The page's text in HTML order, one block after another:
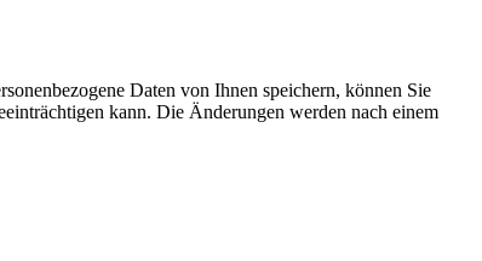
Daten von Ihnen speichern, können Sie
kann. Die Änderungen werden nach einem